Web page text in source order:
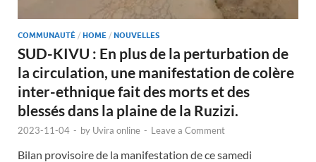
COMMUNAUTÉ / HOME / NOUVELLES
SUD-KIVU : En plus de la perturbation de
la circulation, une manifestation de colère
inter-ethnique fait des morts et des
blessés dans la plaine de la Ruzizi.
2023-11-04 - by Uvira online - Leave a Comment
Bilan provisoire de la manifestation de ce samedi